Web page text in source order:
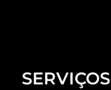
SERVIÇOS